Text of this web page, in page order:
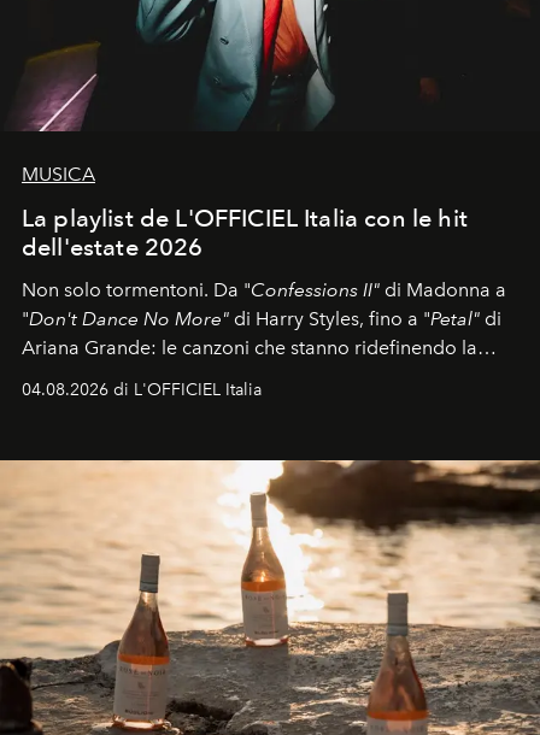
MUSICA
La playlist de L'OFFICIEL Italia con le hit
dell'estate 2026
Non solo tormentoni. Da "Confessions II" di Madonna a
"Don't Dance No More" di Harry Styles, fino a "Petal" di
Ariana Grande: le canzoni che stanno ridefinendo la
04.08.2026 di L'OFFICIEL Italia